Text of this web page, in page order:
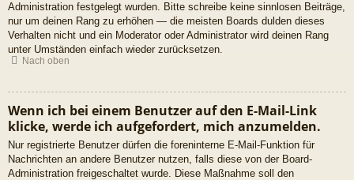
Administration festgelegt wurden. Bitte schreibe keine sinnlosen Beiträge,
nur um deinen Rang zu erhöhen — die meisten Boards dulden dieses
Verhalten nicht und ein Moderator oder Administrator wird deinen Rang
unter Umständen einfach wieder zurücksetzen.
Nach oben
Wenn ich bei einem Benutzer auf den E-Mail-Link
klicke, werde ich aufgefordert, mich anzumelden.
Nur registrierte Benutzer dürfen die foreninterne E-Mail-Funktion für
Nachrichten an andere Benutzer nutzen, falls diese von der Board-
Administration freigeschaltet wurde. Diese Maßnahme soll den